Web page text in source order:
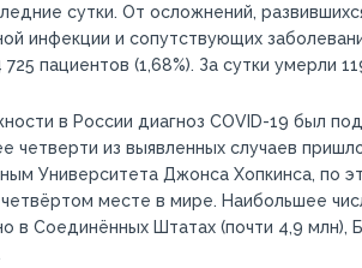
сутки. От осложнений,
инфекции и сопутствующих
725 пациентов (1,68%). За сутки умерли
в России диагноз COVID-19 был
четверти из выявленных случаев
Университета Джонса Хопкинса, по
четвёртом месте в мире. Наибольшее
в Соединённых Штатах (почти 4,9 млн),